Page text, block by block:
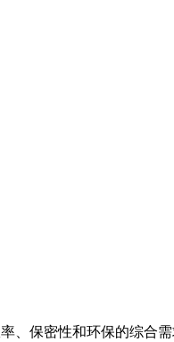
、保密性和环保的综合